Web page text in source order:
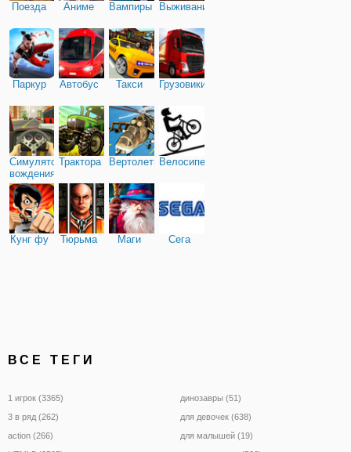
Поезда Аниме Вампиры Выживание
Паркур Автобус Такси Грузовики
Симулятор
вождения
Трактора ВертолетыВелосипед
Кунг фу Тюрьма Маги Сега
ВСЕ ТЕГИ
1 игрок (3365)
3 в ряд (262)
action (266)
динозавры (51)
для девочек (638)
для малышей (19)